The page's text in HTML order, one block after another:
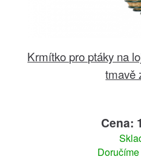
Krmítko pro ptáky na
tmavě
Cena: